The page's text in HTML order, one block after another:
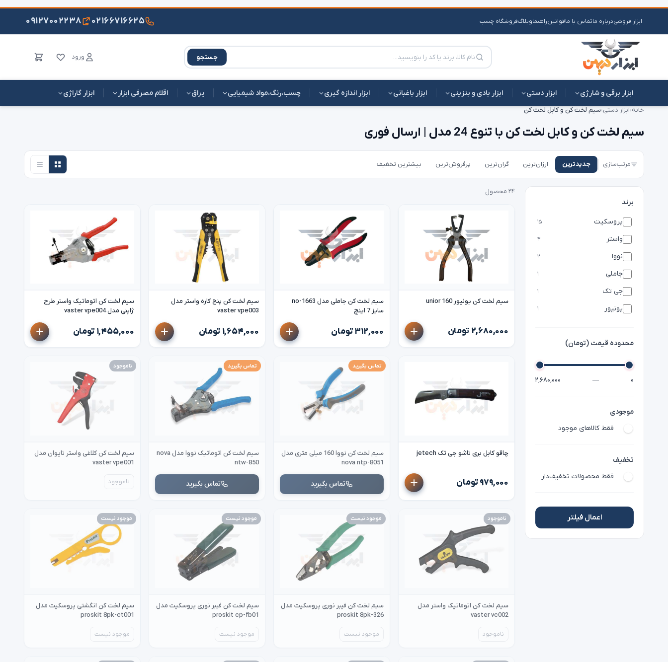
۰۲۱۶۶۷۱۶۶۲۵
جستجو
خانه›ابزار دستی›سیم لخت کن و کابل لخت کن
سیم لخت کن و کابل لخت کن با تنوع 24 مدل | ارسال فوری
مرتب‌سازی جدیدترین ارزان‌ترین گران‌ترین پرفروش‌ترین بیشترین تخفیف
برند
پروسکیت ۱۵
واستر ۴
نووا ۲
جاملی ۱
جی تک ۱
یونیور ۱
محدوده قیمت (تومان)
۰ — ۲٬۶۸۰٬۰۰۰
موجودی
فقط کالاهای موجود
تخفیف
فقط محصولات تخفیف‌دار
اعمال فیلتر
۲۴ محصول
سیم لخت کن یونیور 160 unior
۲,۶۸۰,۰۰۰ تومان
سیم لخت کن جاملی مدل no-1663
سایز 7 اینچ
۳۱۲,۰۰۰ تومان
سیم لخت کن پنج کاره واستر مدل
vaster vpe003
۱,۶۵۴,۰۰۰ تومان
سیم لخت کن اتوماتیک واستر طرح
ژاپنی مدل vaster vpe004
۱,۴۵۵,۰۰۰ تومان
چاقو کابل بری تاشو جی تک jetech
۹۷۹,۰۰۰ تومان
تماس بگیرید
سیم لخت کن نووا 160 میلی متری مدل
nova ntp-8051
تماس بگیرید
تماس بگیرید
سیم لخت کن اتوماتیک نووا مدل nova
ntw-850
تماس بگیرید
ناموجود
سیم لخت کن کلاغی واستر تایوان مدل
vaster vpe001
ناموجود
ناموجود
سیم لخت کن اتوماتیک واستر مدل
vaster vc002
ناموجود
موجود نیست
سیم لخت کن فیبر نوری پروسکیت مدل
proskit 8pk-326
موجود نیست
موجود نیست
سیم لخت کن فیبر نوری پروسکیت مدل
proskit cp-fb01
موجود نیست
موجود نیست
سیم لخت کن انگشتی پروسکیت مدل
proskit 8pk-ct001
موجود نیست